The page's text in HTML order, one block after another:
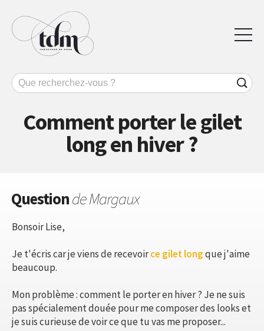
Comment porter le gilet
long en hiver ?
Questionde Margaux
Bonsoir Lise,
Je t'écris car je viens de recevoirce gilet longque j'aime
beaucoup.
Mon problème : comment le porter en hiver ? Je ne suis
pas spécialement douée pour me composer des looks et
je suis curieuse de voir ce que tu vas me proposer...